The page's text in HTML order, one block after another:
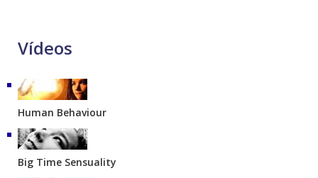
Vídeos
Human Behaviour
Big Time Sensuality